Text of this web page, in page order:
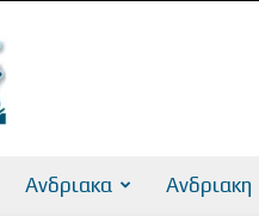
Ανδριακα Ανδριακη